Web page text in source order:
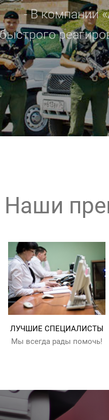
- В компании
Наши
ЛУЧШИЕ СПЕЦИАЛИСТЫ
Мы всегда рады помочь!